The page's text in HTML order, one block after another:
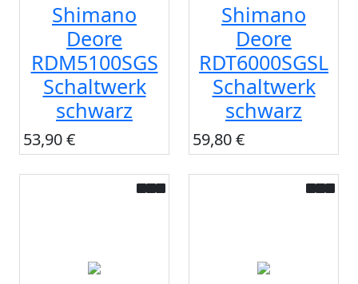
Shimano
Deore
RDM5100SGS
Schaltwerk
schwarz
53,90 €
Shimano
Deore
RDT6000SGSL
Schaltwerk
schwarz
59,80 €